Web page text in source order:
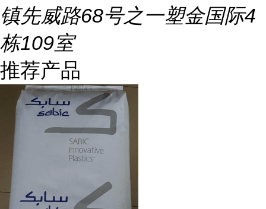
镇先威路68号之一塑金国际4
栋109室
推荐产品